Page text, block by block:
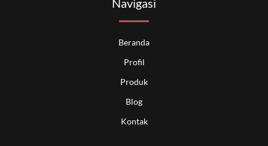
Beranda
Profil
Produk
Blog
Kontak